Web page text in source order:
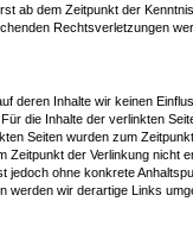
ab dem Zeitpunkt der
Rechtsverletzungen
deren Inhalte wir keinen
die Inhalte der verlinkten
Seiten wurden zum
der Verlinkung nicht
jedoch ohne konkrete
wir derartige Links